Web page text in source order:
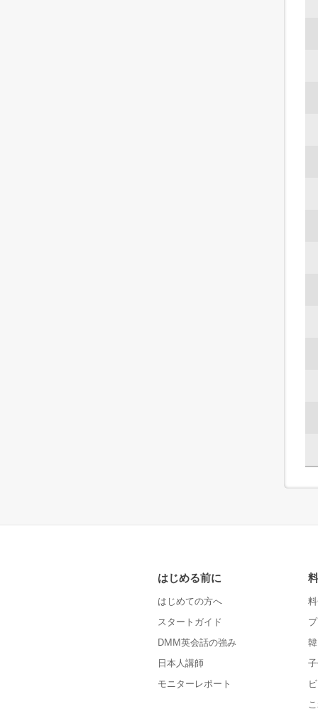
はじめる前に
はじめての方へ
スタートガイド
DMM英会話の強み
日本人講師
モニターレポート